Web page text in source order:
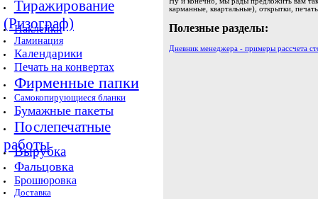
Тиражирование
(Ризограф)
Наклейки
Ламинация
Календарики
Печать на конвертах
Фирменные папки
Самокопирующиеся бланки
Бумажные пакеты
Послепечатные
работы
Вырубка
Фальцовка
Брошюровка
Доставка
карманные, квартальные), открытки,
Полезные разделы:
Дневник менеджера - примеры рассчета